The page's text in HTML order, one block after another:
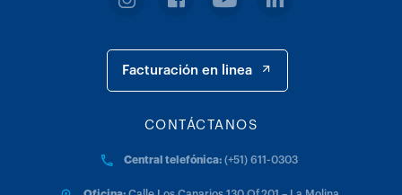
Facturación en linea
CONTÁCTANOS
Central telefónica:(+51) 611-0303